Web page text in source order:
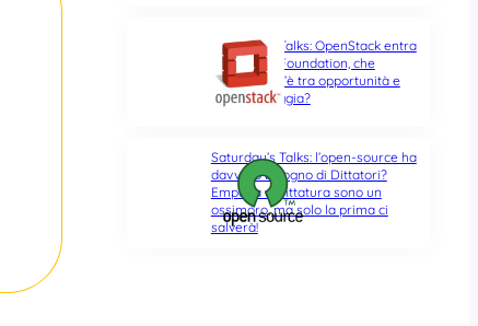
Saturday’s Talks: OpenStack entra
nella Linux Foundation, che
differenza c’è tra opportunità e
ultima spiaggia?
Saturday’s Talks: l’open-source ha
davvero bisogno di Dittatori?
Empatia e Dittatura sono un
ossimoro, ma solo la prima ci
salverà!